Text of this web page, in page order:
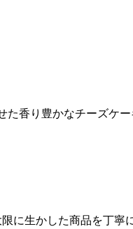
香り豊かなチーズケー
に生かした商品を丁